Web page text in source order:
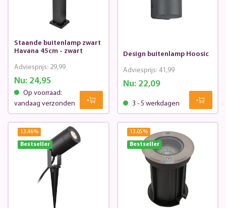
Staande buitenlamp zwart
Havana 45cm - zwart
Nu:24,95
Adviesprijs: 29,99
Op voorraad:
vandaag verzonden
Design buitenlamp Hoosic
Nu: 22,09
Adviesprijs: 41,99
3 - 5 werkdagen
13.46%
Bestseller
13.05%
Bestseller